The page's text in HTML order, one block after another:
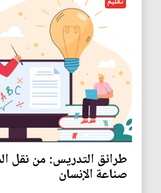
طرائق التدريس: من نقل
صناعة الإنسان